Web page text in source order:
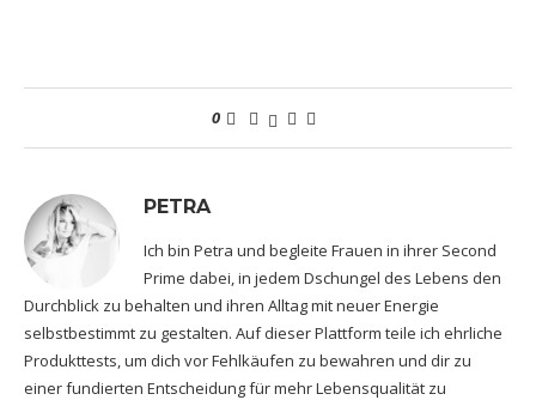
0
PETRA
Ich bin Petra und begleite Frauen in ihrer Second
Prime dabei, in jedem Dschungel des Lebens den
Durchblick zu behalten und ihren Alltag mit neuer Energie
selbstbestimmt zu gestalten. Auf dieser Plattform teile ich ehrliche
Produkttests, um dich vor Fehlkäufen zu bewahren und dir zu
einer fundierten Entscheidung für mehr Lebensqualität zu